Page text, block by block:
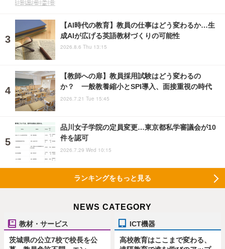
【AI時代の教育】教員の仕事はどう変わるか…生
成AIが広げる英語教材づくりの可能性
2026.8.6 Thu 13:15
【教師への扉】教員採用試験はどう変わるの
か？ 一般教養縮小とSPI導入、面接重視の時代
2026.7.21 Tue 15:45
品川女子学院の定員変更…東京都私学審議会が10
件を認可
2026.7.29 Wed 10:15
ランキングをもっと見る
NEWS CATEGORY
教材・サービス
茨城県の公立7校で校長を公
ICT機器
高校教育はここまで変わる、